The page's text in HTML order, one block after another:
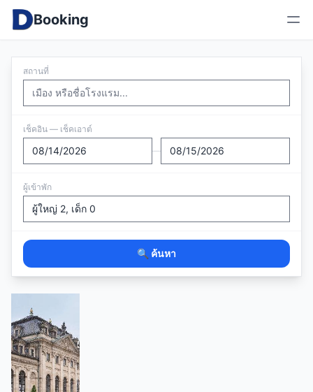
Booking
สถานที่
เช็คอิน — เช็คเอาต์
—
ผู้เข้าพัก
🔍 ค้นหา